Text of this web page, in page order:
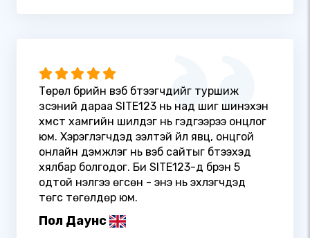
Төрөл бүрийн вэб бүтээгчдийг туршиж
үзсэний дараа SITE123 нь над шиг шинэхэн
хүмүүст хамгийн шилдэг нь гэдгээрээ онцлог
юм. Хэрэглэгчдэд ээлтэй үйл явц, онцгой
онлайн дэмжлэг нь вэб сайтыг бүтээхэд
хялбар болгодог. Би SITE123-д бүрэн 5
одтой үнэлгээ өгсөн - энэ нь эхлэгчдэд
төгс төгөлдөр юм.
Пол Даунс